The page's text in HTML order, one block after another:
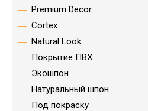
Premium Decor
Cortex
Natural Look
Покрытие ПВХ
Экошпон
Натуральный шпон
Под покраску